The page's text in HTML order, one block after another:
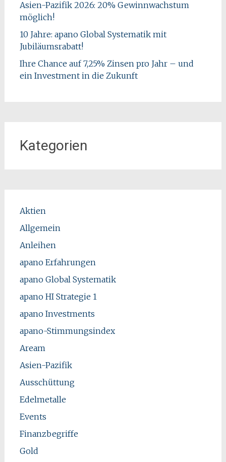
Asien-Pazifik 2026: 20% Gewinnwachstum
möglich!
10 Jahre: apano Global Systematik mit
Jubiläumsrabatt!
Ihre Chance auf 7,25% Zinsen pro Jahr – und
ein Investment in die Zukunft
Kategorien
Aktien
Allgemein
Anleihen
apano Erfahrungen
apano Global Systematik
apano HI Strategie 1
apano Investments
apano-Stimmungsindex
Aream
Asien-Pazifik
Ausschüttung
Edelmetalle
Events
Finanzbegriffe
Gold